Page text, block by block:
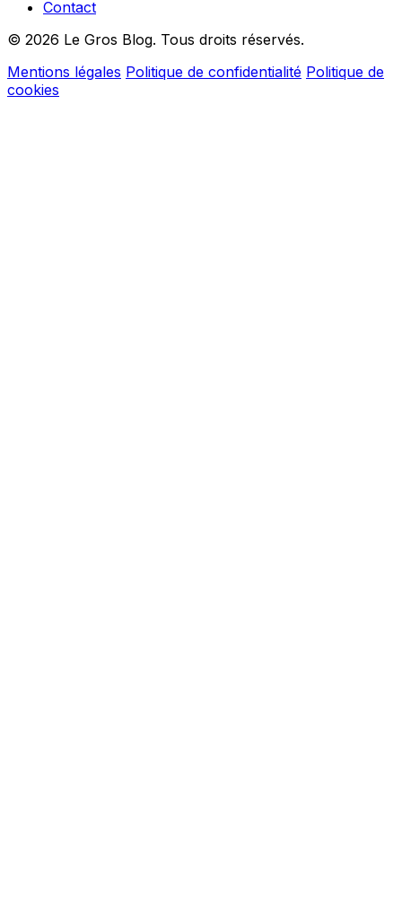
Contact
© 2026 Le Gros Blog. Tous droits réservés.
Mentions légales Politique de confidentialité Politique de
cookies